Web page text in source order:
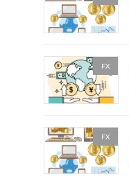
FX
FX